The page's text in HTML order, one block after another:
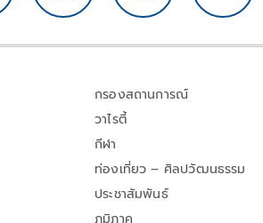
กรองสถานการณ์
วาไรตี้
กีฬา
ท่องเที่ยว – ศิลปวัฒนธรรม
ประชาสัมพันธ์
ภูมิภาค